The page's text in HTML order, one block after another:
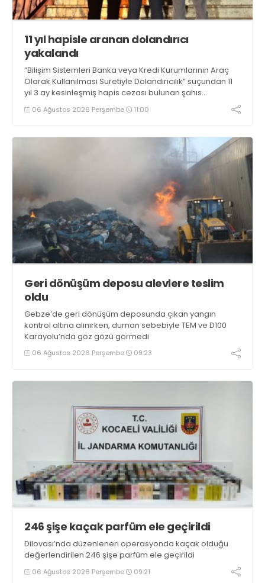
11 yıl hapisle aranan dolandırıcı
yakalandı
“Bilişim Sistemleri Banka veya Kredi Kurumlarının Araç
Olarak Kullanılması Suretiyle Dolandırıcılık” suçundan 11
yıl 3 ay kesinleşmiş hapis cezası bulunan şahıs
yakalandı
06 Ağustos 2026 Perşembe 11:00
Geri dönüşüm deposu alevlere teslim
oldu
Gebze’de geri dönüşüm deposunda çıkan yangın
kontrol altına alınırken, duman sebebiyle TEM ve D100
Karayolu’nda göz gözü görmedi
06 Ağustos 2026 Perşembe 09:23
246 şişe kaçak parfüm ele geçirildi
Dilovası’nda düzenlenen operasyonda kaçak olduğu
değerlendirilen 246 şişe parfüm ele geçirildi
06 Ağustos 2026 Perşembe 09:21